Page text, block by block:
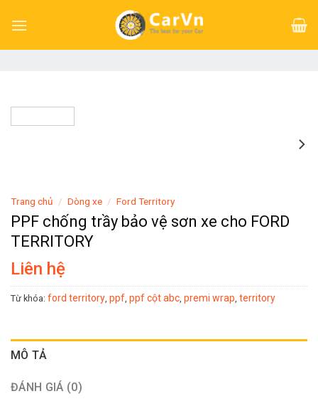
Trang chủ / Dòng xe / Ford Territory
PPF chống trầy bảo vệ sơn xe cho FORD
TERRITORY
Liên hệ
Từ khóa: ford territory ppf ppf cột abc premi wrap territory
MÔ TẢ
ĐÁNH GIÁ (0)